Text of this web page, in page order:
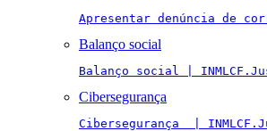
Apresentar denúncia de
Balanço social
Balanço social |
Cibersegurança
Cibersegurança  |